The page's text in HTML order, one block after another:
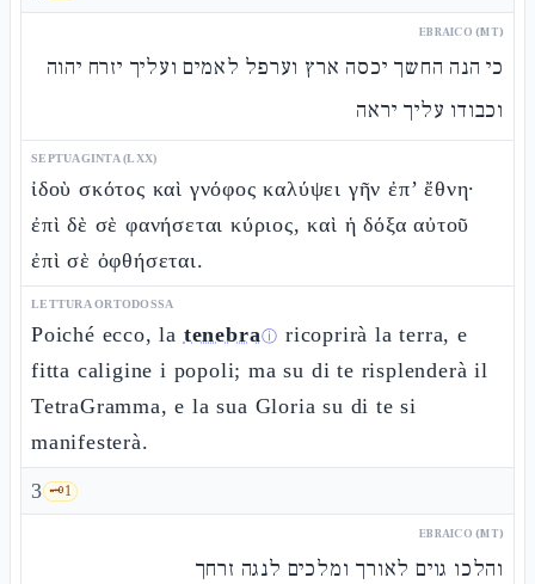
EBRAICO (MT)
כי הנה החשך יכסה ארץ וערפל לאמים ועליך יזרח יהוה
וכבודו עליך יראה
SEPTUAGINTA (LXX)
ἰδοὺ σκότος καὶ γνόφος καλύψει γῆν ἐπ’ ἔθνη·
ἐπὶ δὲ σὲ φανήσεται κύριος, καὶ ἡ δόξα αὐτοῦ
ἐπὶ σὲ ὀφθήσεται.
LETTURA ORTODOSSA
Poiché ecco, la tenebraⓘ ricoprirà la terra, e
fitta caligine i popoli; ma su di te risplenderà il
TetraGramma, e la sua Gloria su di te si
manifesterà.
3 🗝️1
EBRAICO (MT)
והלכו גוים לאורך ומלכים לנגה זרחך